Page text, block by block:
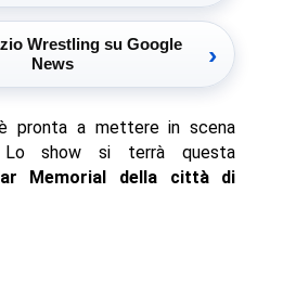
Wrestling su Google
News
›
pronta a mettere in scena
show si terrà questa
Memorial della città di